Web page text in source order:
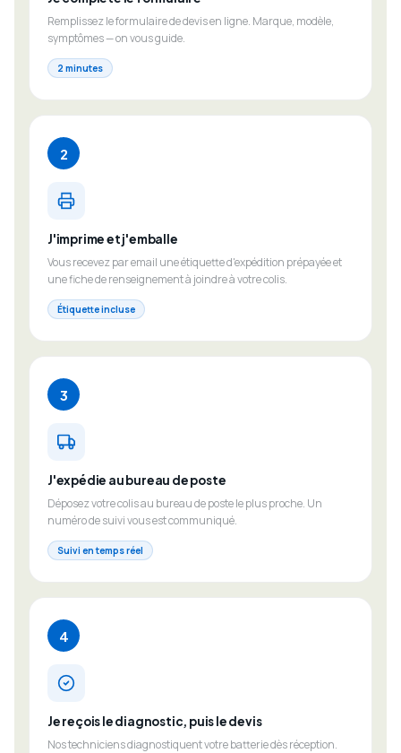
Remplissez le formulaire de devis en ligne. Marque, modèle,
symptômes — on vous guide.
2 minutes
2
J'imprime et j'emballe
Vous recevez par email une étiquette d'expédition prépayée et
une fiche de renseignement à joindre à votre colis.
Étiquette incluse
3
J'expédie au bureau de poste
Déposez votre colis au bureau de poste le plus proche. Un
numéro de suivi vous est communiqué.
Suivi en temps réel
4
Je reçois le diagnostic, puis le devis
Nos techniciens diagnostiquent votre batterie dès réception.